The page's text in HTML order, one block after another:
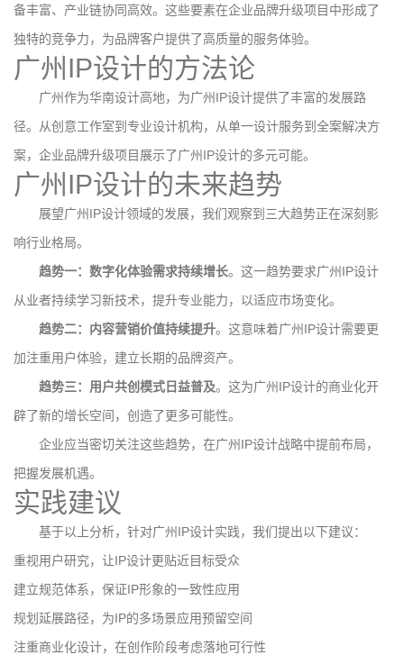
备丰富、产业链协同高效。这些要素在企业品牌升级项目中形成了
独特的竞争力，为品牌客户提供了高质量的服务体验。
广州IP设计的方法论
广州作为华南设计高地，为广州IP设计提供了丰富的发展路
径。从创意工作室到专业设计机构，从单一设计服务到全案解决方
案，企业品牌升级项目展示了广州IP设计的多元可能。
广州IP设计的未来趋势
展望广州IP设计领域的发展，我们观察到三大趋势正在深刻影
响行业格局。
趋势一：数字化体验需求持续增长。这一趋势要求广州IP设计
从业者持续学习新技术，提升专业能力，以适应市场变化。
趋势二：内容营销价值持续提升。这意味着广州IP设计需要更
加注重用户体验，建立长期的品牌资产。
趋势三：用户共创模式日益普及。这为广州IP设计的商业化开
辟了新的增长空间，创造了更多可能性。
企业应当密切关注这些趋势，在广州IP设计战略中提前布局，
把握发展机遇。
实践建议
基于以上分析，针对广州IP设计实践，我们提出以下建议：
重视用户研究，让IP设计更贴近目标受众
建立规范体系，保证IP形象的一致性应用
规划延展路径，为IP的多场景应用预留空间
注重商业化设计，在创作阶段考虑落地可行性